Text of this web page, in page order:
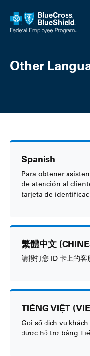
Other
Spanish
Para obtener
de atención al
tarjeta de
繁體中文
請撥打您 ID 卡上的客
TIẾNG VIỆT
Gọi số dịch vụ
được hỗ trợ bằng